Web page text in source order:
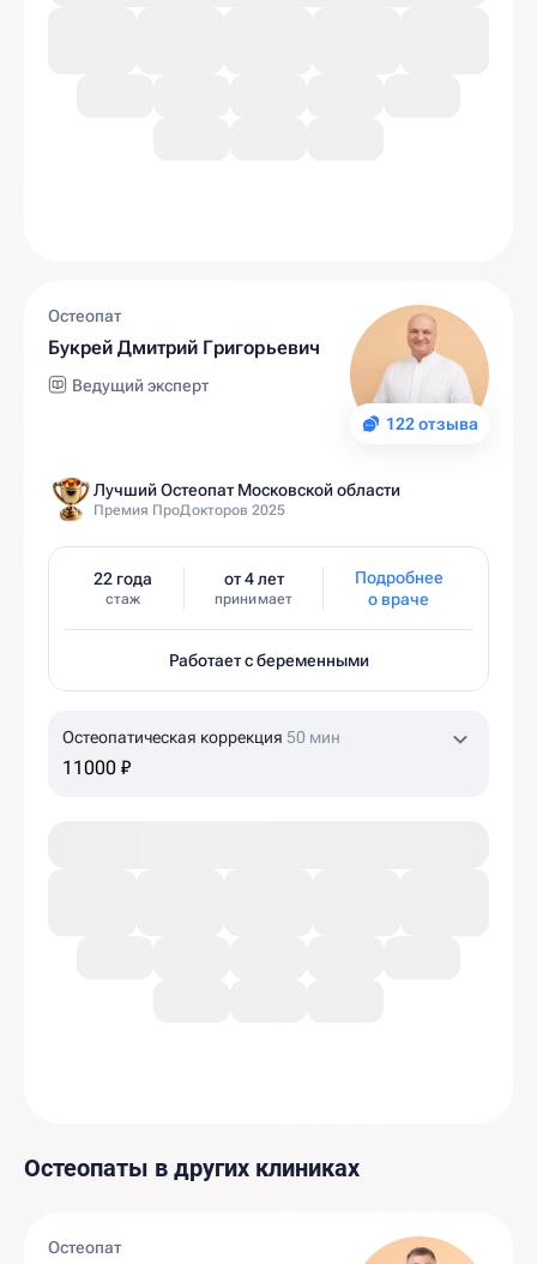
122 отзыва
Остеопат
Букрей Дмитрий Григорьевич
Ведущий эксперт
Лучший Остеопат Московской области
Премия ПроДокторов 2025
22 года
стаж
от 4 лет
принимает
Подробнее
о враче
Работает с беременными
Остеопатическая коррекция 50 мин
11000 ₽
Остеопаты в других клиниках
Остеопат